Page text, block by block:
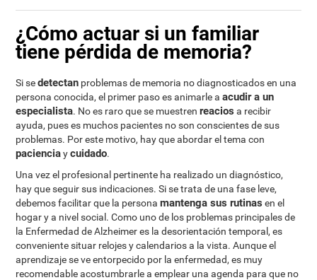
¿Cómo actuar si un familiar
tiene pérdida de memoria?
Si sedetectan problemas de memoria no diagnosticados en una
persona conocida, el primer paso es animarle aacudir a un
especialista. No es raro que se muestrenreacios a recibir
ayuda, pues es muchos pacientes no son conscientes de sus
problemas. Por este motivo, hay que abordar el tema con
pacienciaycuidado.
Una vez el profesional pertinente ha realizado un diagnóstico,
hay que seguir sus indicaciones. Si se trata de una fase leve,
debemos facilitar que la personamantenga sus rutinas en el
hogar y a nivel social. Como uno de los problemas principales de
la Enfermedad de Alzheimer es la desorientación temporal, es
conveniente situar relojes y calendarios a la vista. Aunque el
aprendizaje se ve entorpecido por la enfermedad, es muy
recomendable acostumbrarle a emplear una agenda para que no